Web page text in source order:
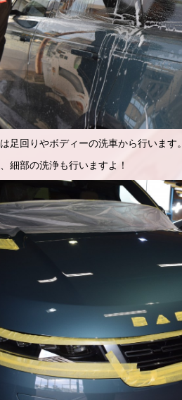
足回りやボディーの洗車から行います。
細部の洗浄も行いますよ！